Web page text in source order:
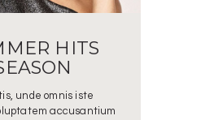
HITS
unde omnis iste
accusantium